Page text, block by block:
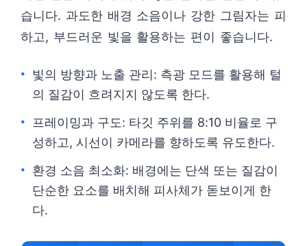
습니다. 과도한 배경 소음이나 강한 그림자는 피
하고, 부드러운 빛을 활용하는 편이 좋습니다.
빛의 방향과 노출 관리: 측광 모드를 활용해 털
의 질감이 흐려지지 않도록 한다.
프레이밍과 구도: 타깃 주위를 8:10 비율로 구
성하고, 시선이 카메라를 향하도록 유도한다.
환경 소음 최소화: 배경에는 단색 또는 질감이
단순한 요소를 배치해 피사체가 돋보이게 한
다.